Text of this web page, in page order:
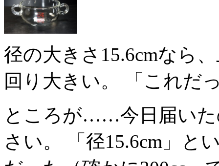
径の大きさ15.6cmなら
回り大きい。 「これだ
ところが……今日届いた
さい。 「径15.6cm」と